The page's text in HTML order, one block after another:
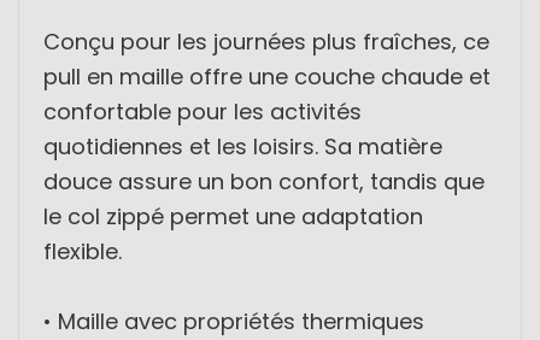
Conçu pour les journées plus fraîches, ce
pull en maille offre une couche chaude et
confortable pour les activités
quotidiennes et les loisirs. Sa matière
douce assure un bon confort, tandis que
le col zippé permet une adaptation
flexible.
• Maille avec propriétés thermiques